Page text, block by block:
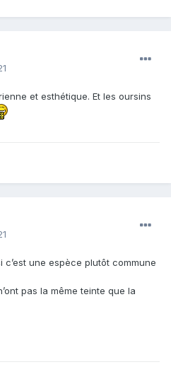
et esthétique. Et les oursins
c’est une espèce plutôt commune
pas la même teinte que la